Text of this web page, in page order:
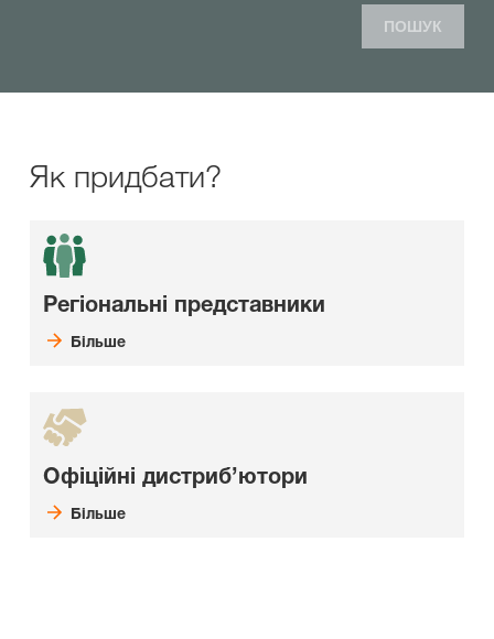
ПОШУК
Як придбати?
Регіональні представники
Більше
Офіційні дистриб’ютори
Більше